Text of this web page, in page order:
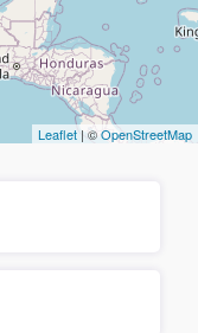
Leaflet | ©OpenStreetMap